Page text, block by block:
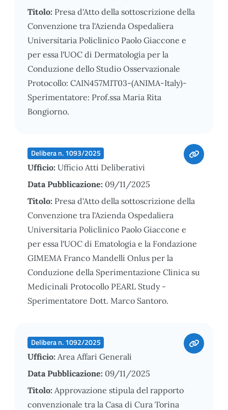
Titolo: Presa d'Atto della sottoscrizione della
Convenzione tra l'Azienda Ospedaliera
Universitaria Policlinico Paolo Giaccone e
per essa l'UOC di Dermatologia per la
Conduzione dello Studio Osservazionale
Protocollo: CAIN457MIT03-(ANIMA-Italy)-
Sperimentatore: Prof.ssa Maria Rita
Bongiorno.
Delibera n. 1093/2025
Ufficio: Ufficio Atti Deliberativi
Data Pubblicazione: 09/11/2025
Titolo: Presa d'Atto della sottoscrizione della
Convenzione tra l'Azienda Ospedaliera
Universitaria Policlinico Paolo Giaccone e
per essa l'UOC di Ematologia e la Fondazione
GIMEMA Franco Mandelli Onlus per la
Conduzione della Sperimentazione Clinica su
Medicinali Protocollo PEARL Study -
Sperimentatore Dott. Marco Santoro.
Delibera n. 1092/2025
Ufficio: Area Affari Generali
Data Pubblicazione: 09/11/2025
Titolo: Approvazione stipula del rapporto
convenzionale tra la Casa di Cura Torina